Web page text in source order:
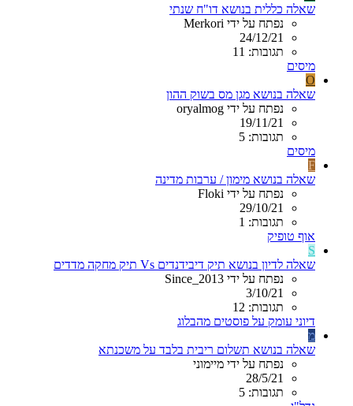
שאלה כללית בנושא דו"ח שנתי
נפתח על ידי Merkori
24/12/21
תגובות: 11
מיסים
O
שאלה בנושא מגן מס בשוק ההון
נפתח על ידי oryalmog
19/11/21
תגובות: 5
מיסים
F
שאלה בנושא מימון / ערבות מדינה
נפתח על ידי Floki
29/10/21
תגובות: 1
אוף טופיק
S
שאלה לדיון בנושא תיק דיבידנדים Vs תיק מחקה מדדים
נפתח על ידי Since_2013
3/10/21
תגובות: 12
דיוני עומק על פוסטים מהבלוג
מ
שאלה בנושא תשלום ריבית בלבד על משכנתא
נפתח על ידי מיימוני
28/5/21
תגובות: 5